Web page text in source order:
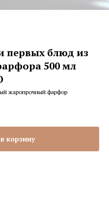
первых блюд из
500 мл
жаропрочный фарфор
корзину